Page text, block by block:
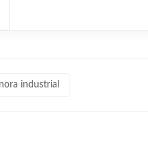
industrial